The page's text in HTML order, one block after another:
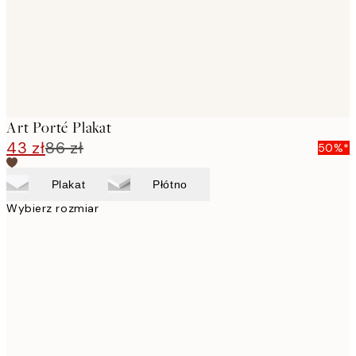
Art Porté Plakat
43 zł86 zł 50%*
Plakat Płótno
Wybierz rozmiar